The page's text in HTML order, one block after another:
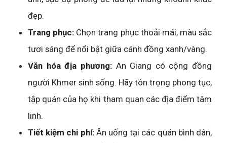
đẹp.
Trang phục: Chọn trang phục thoải mái, màu sắc
tươi sáng để nổi bật giữa cánh đồng xanh/vàng.
Văn hóa địa phương:An Giang có cộng đồng
người Khmer sinh sống. Hãy tôn trọng phong tục,
tập quán của họ khi tham quan các địa điểm tâm
linh.
Tiết kiệm chi phí:Ăn uống tại các quán bình dân,